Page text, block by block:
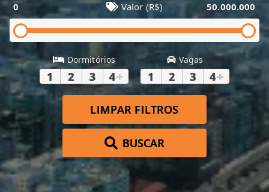
0 Valor (R$) 50.000.000
Dormitórios
1 2 3 4+
Vagas
1 2 3 4+
LIMPAR FILTROS
BUSCAR